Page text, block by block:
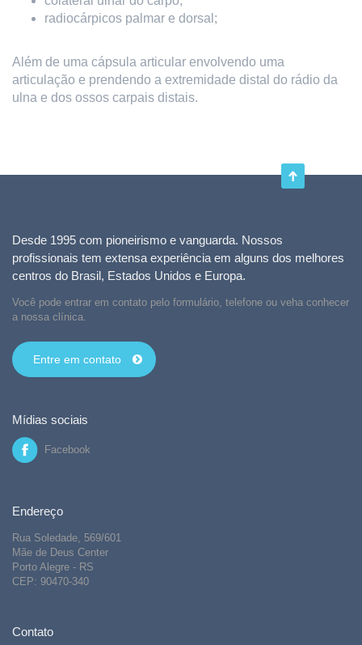
radiocárpicos palmar e dorsal;
Além de uma cápsula articular envolvendo uma
articulação e prendendo a extremidade distal do rádio da
ulna e dos ossos carpais distais.
Desde 1995 com pioneirismo e vanguarda. Nossos
profissionais tem extensa experiência em alguns dos melhores
centros do Brasil, Estados Unidos e Europa.
Você pode entrar em contato pelo formulário, telefone ou veha conhecer
a nossa clínica.
Entre em contato
Mídias sociais
Facebook
Endereço
Rua Soledade, 569/601
Mãe de Deus Center
Porto Alegre - RS
CEP: 90470-340
Contato